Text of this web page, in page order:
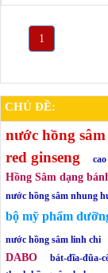
1
CHỦ ĐỀ:
nước hồng sâm
red ginseng
Hồng Sâm dạng
nước hồng sâm nhung
bộ mỹ phẩm
nước hồng sâm linh chi
DABO bát-đĩa-đũa-